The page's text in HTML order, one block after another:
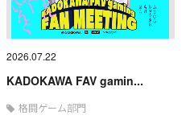
2026.07.22
KADOKAWA FAV gamin...
格闘ゲーム部門